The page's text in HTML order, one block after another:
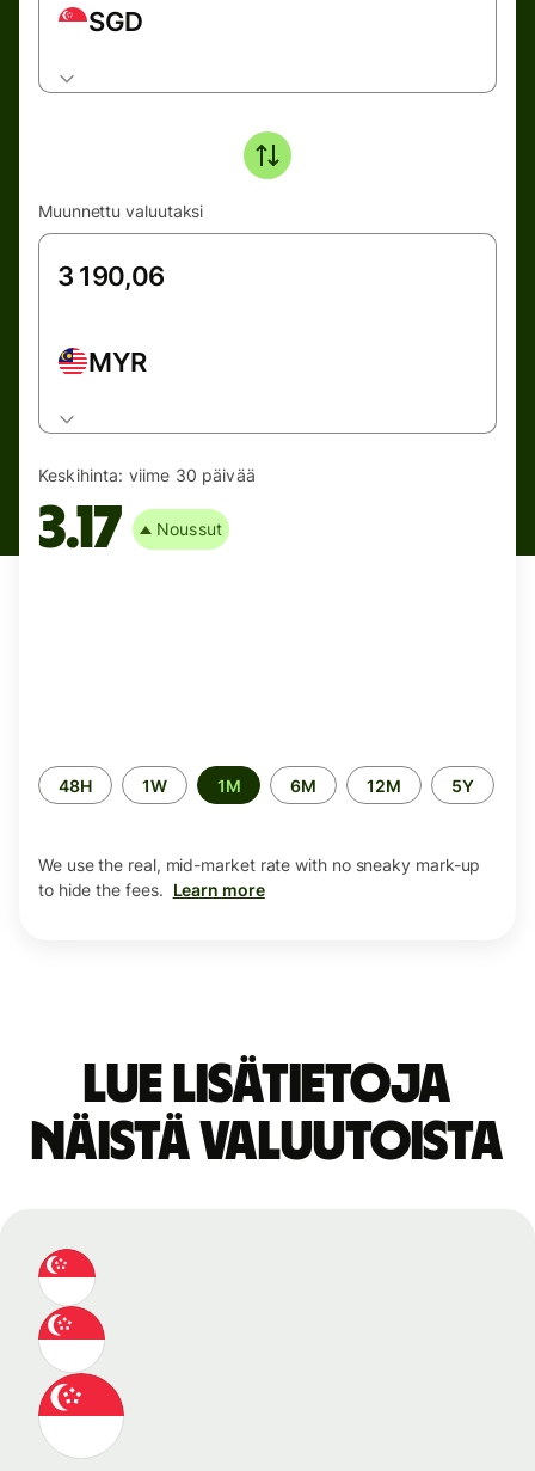
SGD
Muunnettu valuutaksi
MYR
Keskihinta: viime 30 päivää
3.17 Noussut
Time
period
48H 1W 1M 6M 12M 5Y
We use the real, mid-market rate with no sneaky mark-up
to hide the fees. Learn more
Lue lisätietoja
näistä valuutoista